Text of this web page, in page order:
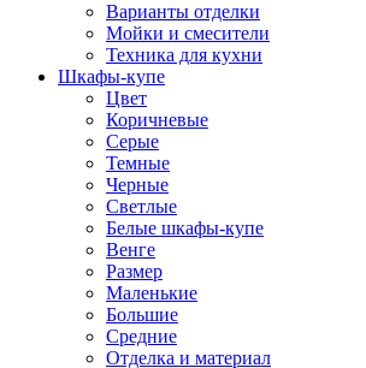
Варианты отделки
Мойки и смесители
Техника для кухни
Шкафы-купе
Цвет
Коричневые
Серые
Темные
Черные
Светлые
Белые шкафы-купе
Венге
Размер
Маленькие
Большие
Средние
Отделка и материал